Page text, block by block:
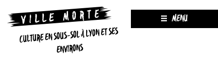
CULTURE EN SOUS-SOL À LYON ET SES
ENVIRONS
MENU